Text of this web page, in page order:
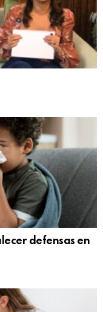
defensas en